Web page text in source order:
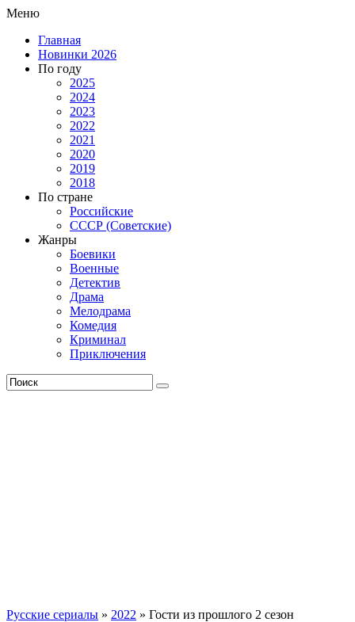
Меню
Главная
Новинки 2026
По году
2025
2024
2023
2022
2021
2020
2019
2018
По стране
Российские
СССР (Советские)
Жанры
Боевики
Военные
Детектив
Драма
Мелодрама
Комедия
Криминал
Приключения
Русские сериалы » 2022 » Гости из прошлого 2 сезон